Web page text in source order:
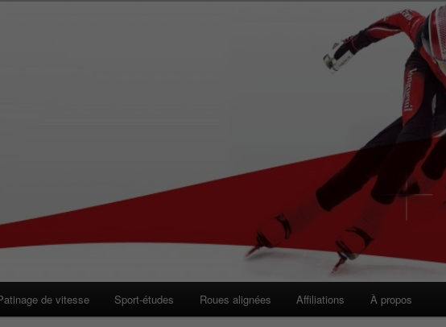
Vitesse de Longueuil
de vitesse Sport-études Roues alignées Affiliations À propos